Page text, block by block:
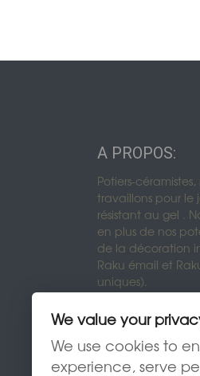
A PROPOS:
Potiers-céramistes,
travaillons pour le
résistant au gel .
en plus de nos
de la décoration
Raku émail et
uniques).
We value your
We use cookies to
experience, serve